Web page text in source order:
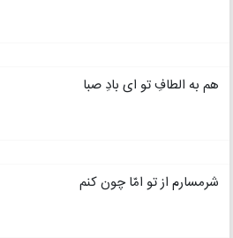
هم به الطافِ تو ای بادِ صبا
شرمسارم از تو امّا چون کنم